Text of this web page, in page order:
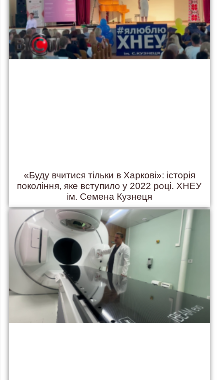
«Буду вчитися тільки в Харкові»: історія
покоління, яке вступило у 2022 році. ХНЕУ
ім. Семена Кузнеця